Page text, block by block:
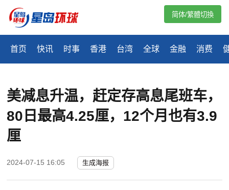
首页 快讯 时事 香港 台湾 全球 金融 消费
简体/繁體切換
美减息升温，赶定存高息尾班车，
80日最高4.25厘，12个月也有3.9
厘
2024-07-15 16:05 生成海报